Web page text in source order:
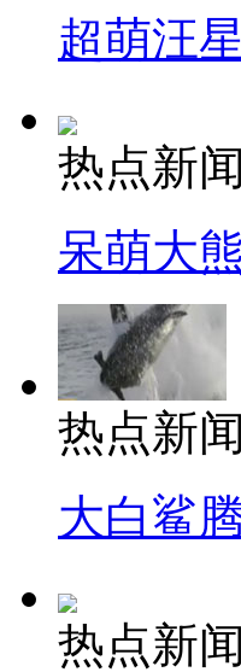
超萌汪
热点新闻
呆萌大
热点新闻
大白鲨
热点新闻